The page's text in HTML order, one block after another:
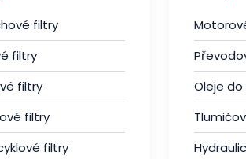
filtry
filtry
filtry
filtry
filtry
Oleje